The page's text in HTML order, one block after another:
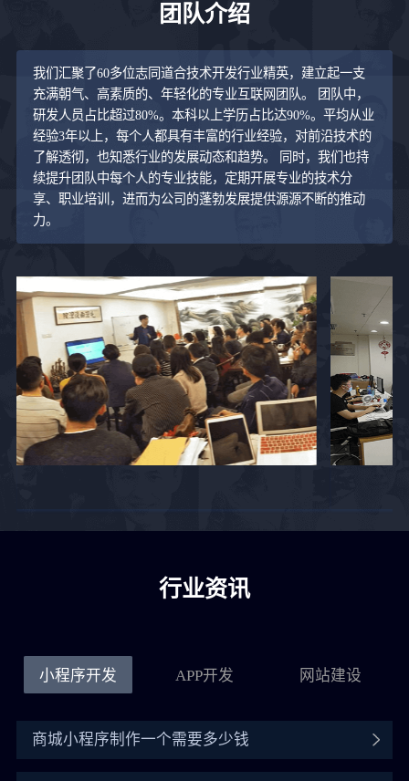
团队介绍
我们汇聚了60多位志同道合技术开发行业精英，建立起一支
充满朝气、高素质的、年轻化的专业互联网团队。 团队中，
研发人员占比超过80%。本科以上学历占比达90%。平均从业
经验3年以上，每个人都具有丰富的行业经验，对前沿技术的
了解透彻，也知悉行业的发展动态和趋势。 同时，我们也持
续提升团队中每个人的专业技能，定期开展专业的技术分
享、职业培训，进而为公司的蓬勃发展提供源源不断的推动
力。
行业资讯
小程序开发 APP开发 网站建设
商城小程序制作一个需要多少钱